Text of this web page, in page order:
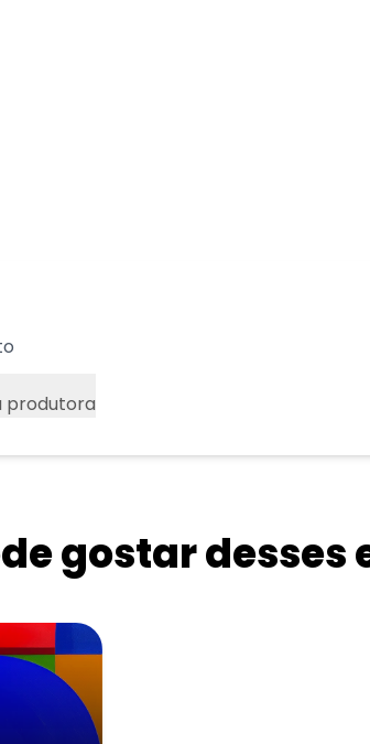
produtora
gostar desses